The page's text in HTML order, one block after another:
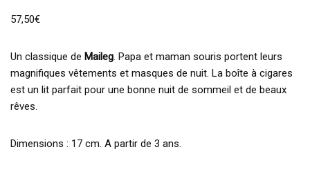
57,50€
Un classique de Maileg. Papa et maman souris portent leurs
magnifiques vêtements et masques de nuit. La boîte à cigares
est un lit parfait pour une bonne nuit de sommeil et de beaux
rêves.
Dimensions : 17 cm. A partir de 3 ans.